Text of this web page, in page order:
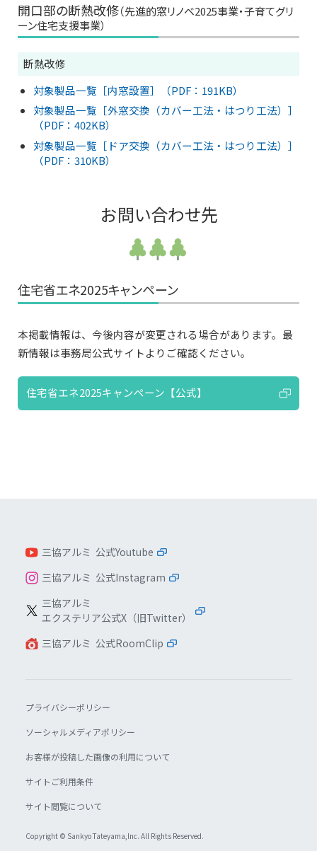
開口部の断熱改修（先進的窓リノベ2025事業・子育てグリ
ーン住宅支援事業）
断熱改修
対象製品一覧［内窓設置］（PDF：191KB）
対象製品一覧［外窓交換（カバー工法・はつり工法）］
（PDF：402KB）
対象製品一覧［ドア交換（カバー工法・はつり工法）］
（PDF：310KB）
お問い合わせ先
住宅省エネ2025キャンペーン
本掲載情報は、今後内容が変更される場合があります。最
新情報は事務局公式サイトよりご確認ください。
住宅省エネ2025キャンペーン【公式】
三協アルミ 公式Youtube
三協アルミ 公式Instagram
三協アルミ
エクステリア公式X（旧Twitter）
三協アルミ 公式RoomClip
プライバシーポリシー
ソーシャルメディアポリシー
お客様が投稿した画像の利用について
サイトご利用条件
サイト閲覧について
Copyright © Sankyo Tateyama,lnc. All Rights Reserved.